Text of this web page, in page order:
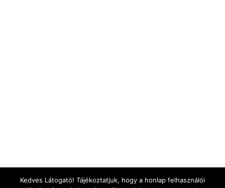
Kedves Látogató! Tájékoztatjuk, hogy a honlap felhasználói